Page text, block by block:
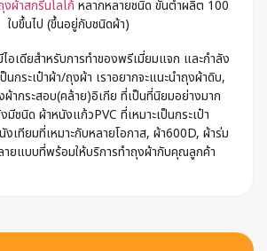
งผ้าสกรีนโลโก้ หลากหลายชนิด ขั้นต่ำผลิต 100
ใบขึ้นไป (ขึ้นอยู่กับชนิดผ้า)
อเดียสำหรับการทำของพรีเมี่ยมแจก และกำลัง
นกระเป๋าผ้า/ถุงผ้า เราอยากจะแนะนำถุงผ้าดิบ,
ากระสอบ(คล้าย)อิเกีย ที่เป็นที่นิยมอย่างมาก
มีชนิด ผ้าหนังแก้วPVC ที่เหมาะเป็นกระเป๋า
เทียมที่เหมาะกับหลายโอกาส, ผ้า600D, ผ้าร่ม
ายแบบที่พร้อมให้บริการทำถุงผ้ากับคุณลูกค้า